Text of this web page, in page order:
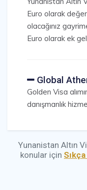
Euro olarak
olacağınız
Euro olarak ek
Global
Golden Visa
danışmanlık
Yunanistan Altın
konular için